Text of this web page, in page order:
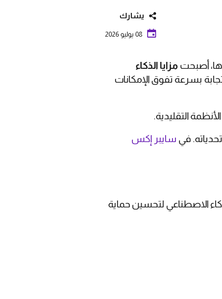
يشارك
08 يوليو 2026
أصبحت مزايا الذكاء
بسرعة تفوق الإمكانات
التقليدية.
في سايبر إكس
الاصطناعي لتحسين حماية